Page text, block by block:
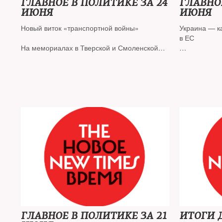
ГЛАВНОЕ В ПОЛИТИКЕ ЗА 24
ИЮНЯ
Новый виток «транспортной войны»
На мемориалах в Тверской и Смоленской
«антисоветскую агитацию»
ИЮНЯ
Украина —
в ЕС
Суд
ГЛАВНОЕ В ПОЛИТИКЕ ЗА 21
ИТОГИ